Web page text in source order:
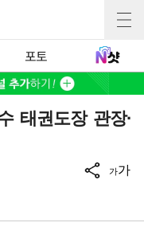
포토
태권도장 관장·
가가